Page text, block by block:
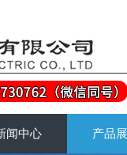
闻中心 产品